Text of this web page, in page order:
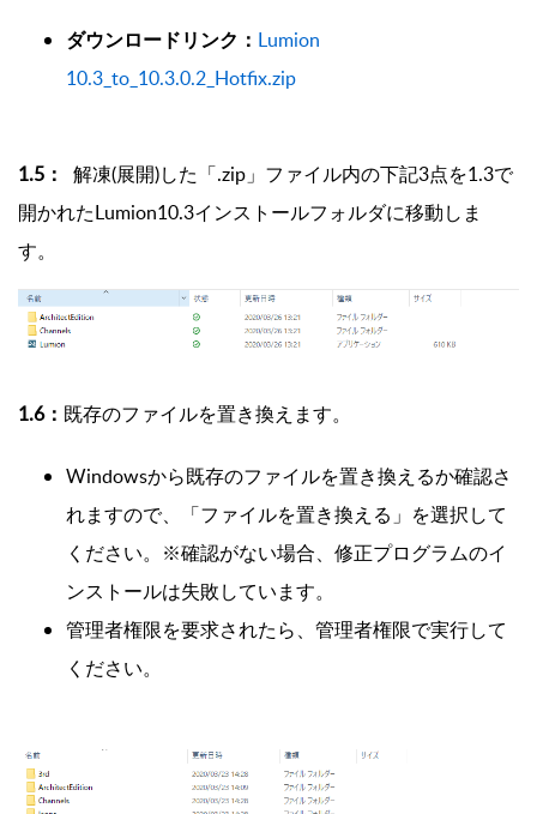
ダウンロードリンク： Lumion
10.3_to_10.3.0.2_Hotfix.zip
1.5：
解凍(展開)した「.zip」ファイル内の下記3点を1.3で
開かれたLumion10.3インストールフォルダに移動しま
す。
1.6： 既存のファイルを置き換えます。
Windowsから既存のファイルを置き換えるか確認さ
れますので、「ファイルを置き換える」を選択して
ください。※確認がない場合、修正プログラムのイ
ンストールは失敗しています。
管理者権限を要求されたら、管理者権限で実行して
ください。